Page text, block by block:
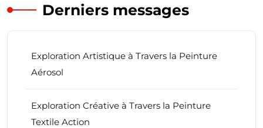
Derniers messages
Exploration Artistique à Travers la Peinture
Aérosol
Exploration Créative à Travers la Peinture
Textile Action